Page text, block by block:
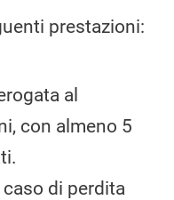
prestazioni:
al
con almeno 5
di perdita